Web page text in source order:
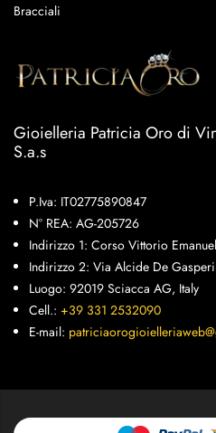
Gioielleria Patricia Oro di
S.a.s
P.Iva: IT02775890847
N° REA: AG-205726
Indirizzo 1: Corso Vittorio
Indirizzo 2: Via Alcide De
Luogo: 92019 Sciacca AG, Italy
Cell.: +39 331 2532090
E-mail:
Bracciali